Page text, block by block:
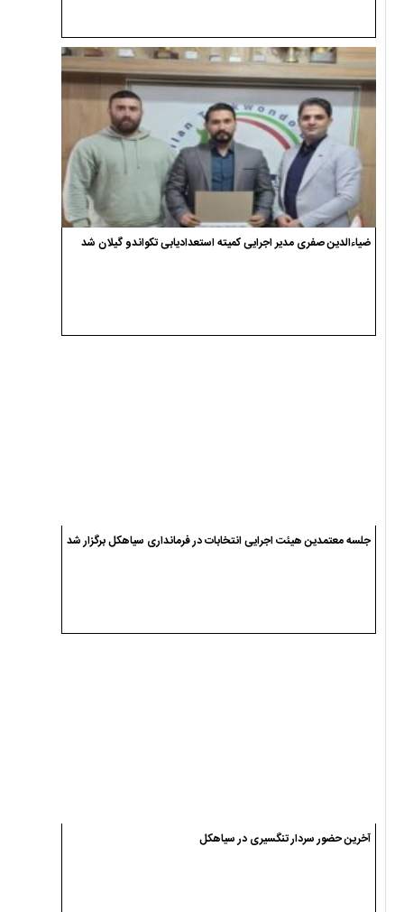
ضیاءالدین صفری مدیر اجرایی کمیته استعدادیابی تکواندو گیلان شد
جلسه معتمدین هیئت اجرایی انتخابات در فرمانداری سیاهکل برگزار شد
آخرین حضور سردار تنگسیری در سیاهکل